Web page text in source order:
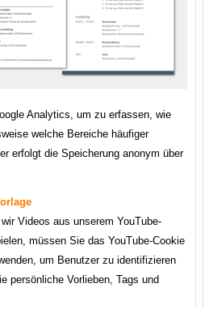
Analytics, um zu erfassen, wie
welche Bereiche häufiger
erfolgt die Speicherung anonym über
Videos aus unserem YouTube-
müssen Sie das YouTube-Cookie
um Benutzer zu identifizieren
persönliche Vorlieben, Tags und